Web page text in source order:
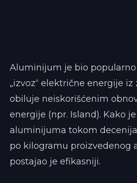
Aluminijum je bio popularno
„izvoz“ električne energije
obiluje neiskorišćenim
energije (npr. Island). Kako
aluminijuma tokom
po kilogramu proizvedenog
postajao je efikasniji.